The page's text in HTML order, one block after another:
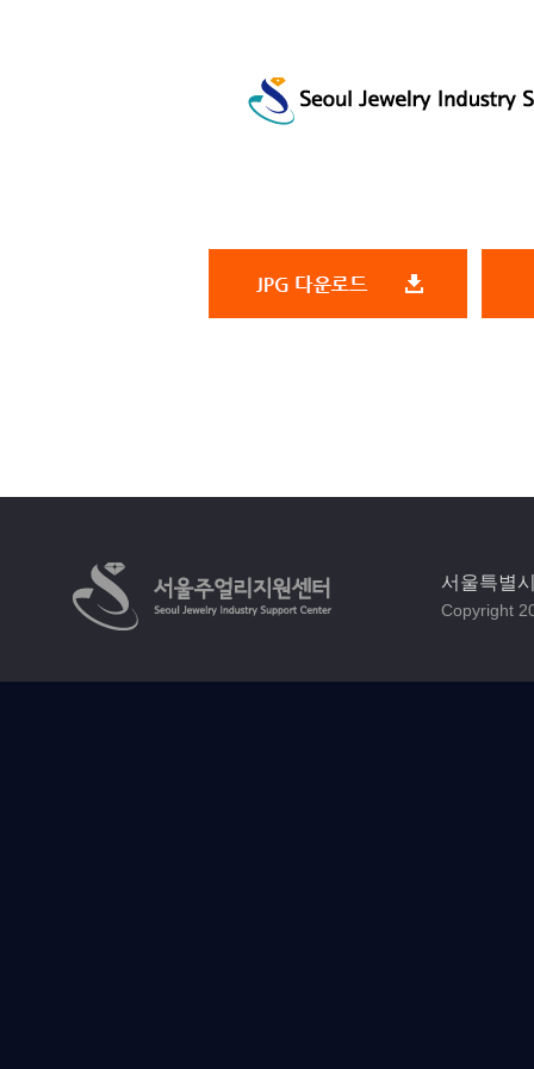
서울특별
Copyright